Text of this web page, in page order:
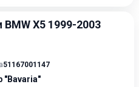
X5 1999-2003
51167001147
"Bavaria"